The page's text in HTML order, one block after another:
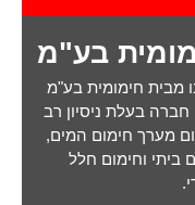
בע"מ
מבית חימומית בע"מ
חברה בעלת ניסיון רב
מערך חימום המים,
ביתי וחימום חלל